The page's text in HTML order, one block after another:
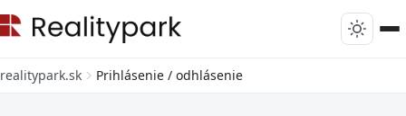
realitypark.sk Prihlásenie / odhlásenie